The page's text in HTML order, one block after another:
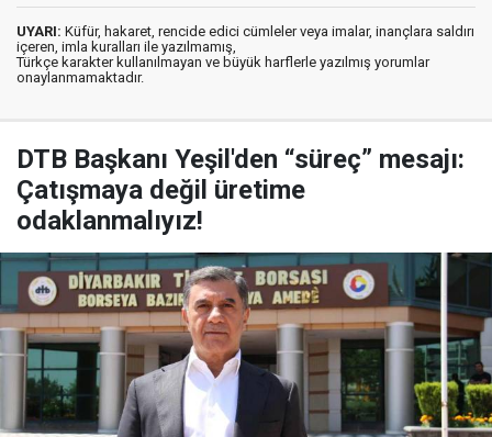
UYARI: Küfür, hakaret, rencide edici cümleler veya imalar, inançlara saldırı
içeren, imla kuralları ile yazılmamış,
Türkçe karakter kullanılmayan ve büyük harflerle yazılmış yorumlar
onaylanmamaktadır.
DTB Başkanı Yeşil'den “süreç” mesajı:
Çatışmaya değil üretime
odaklanmalıyız!